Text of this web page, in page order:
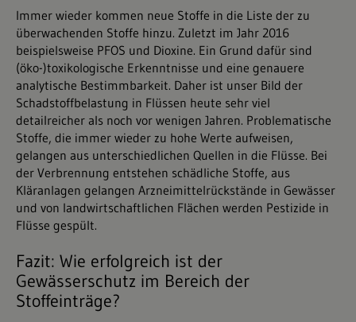
Immer wieder kommen neue Stoffe in die Liste der zu
überwachenden Stoffe hinzu. Zuletzt im Jahr 2016
beispielsweise PFOS und Dioxine. Ein Grund dafür sind
(öko-)toxikologische Erkenntnisse und eine genauere
analytische Bestimmbarkeit. Daher ist unser Bild der
Schadstoffbelastung in Flüssen heute sehr viel
detailreicher als noch vor wenigen Jahren. Problematische
Stoffe, die immer wieder zu hohe Werte aufweisen,
gelangen aus unterschiedlichen Quellen in die Flüsse. Bei
der Verbrennung entstehen schädliche Stoffe, aus
Kläranlagen gelangen Arzneimittelrückstände in Gewässer
und von landwirtschaftlichen Flächen werden Pestizide in
Flüsse gespült.
Fazit: Wie erfolgreich ist der
Gewässerschutz im Bereich der
Stoffeinträge?